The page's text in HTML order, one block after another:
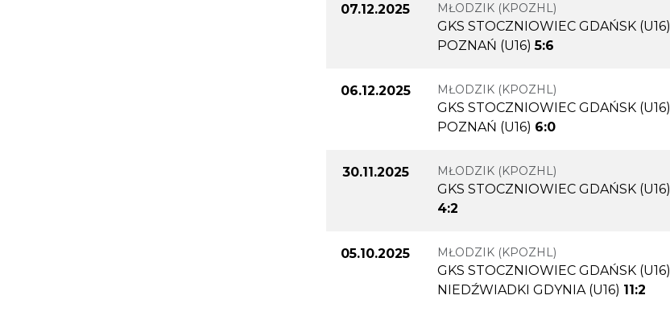
07.12.2025 MŁODZIK (KPOZHL)
GKS STOCZNIOWIEC GDAŃSK (U16)
POZNAŃ (U16) 5:6
06.12.2025 MŁODZIK (KPOZHL)
GKS STOCZNIOWIEC GDAŃSK (U16)
POZNAŃ (U16) 6:0
30.11.2025 MŁODZIK (KPOZHL)
GKS STOCZNIOWIEC GDAŃSK (U16)
4:2
05.10.2025 MŁODZIK (KPOZHL)
GKS STOCZNIOWIEC GDAŃSK (U16)
NIEDŹWIADKI GDYNIA (U16) 11:2